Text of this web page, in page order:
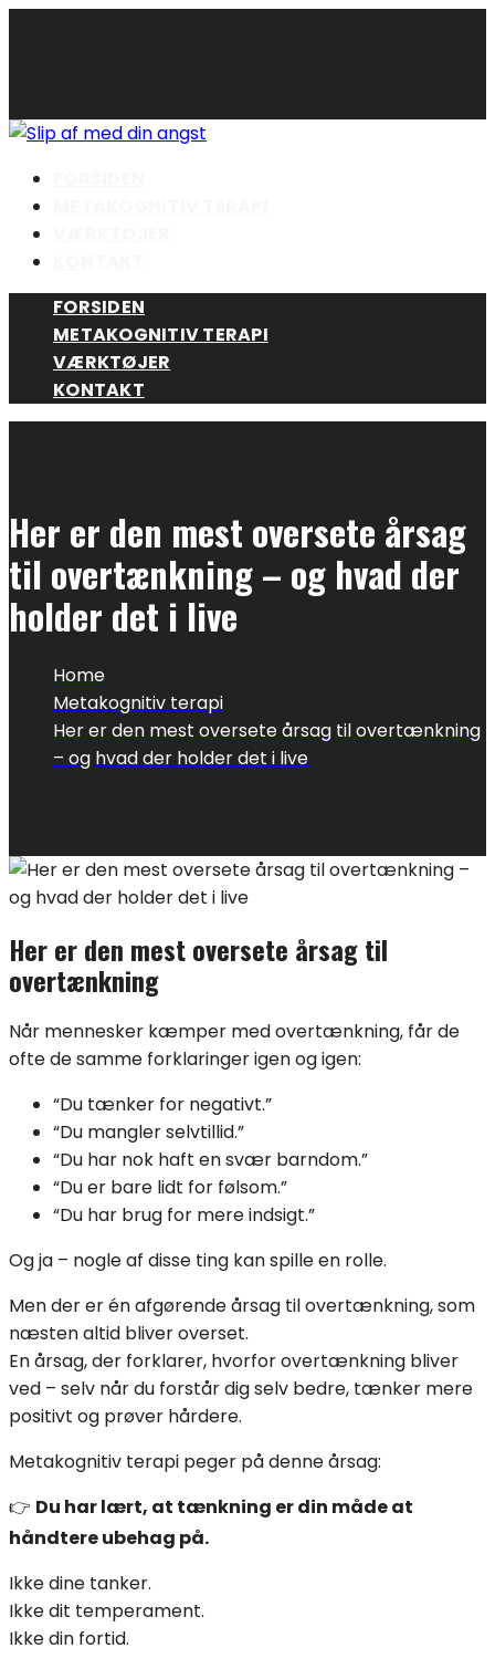
FORSIDEN
METAKOGNITIV TERAPI
VÆRKTØJER
KONTAKT
Her er den mest oversete årsag
til overtænkning – og hvad der
holder det i live
Home
Metakognitiv terapi
Her er den mest oversete årsag til overtænkning
– og hvad der holder det i live
Her er den mest oversete årsag til
overtænkning
Når mennesker kæmper med overtænkning, får de
ofte de samme forklaringer igen og igen:
“Du tænker for negativt.”
“Du mangler selvtillid.”
“Du har nok haft en svær barndom.”
“Du er bare lidt for følsom.”
“Du har brug for mere indsigt.”
Og ja – nogle af disse ting kan spille en rolle.
Men der er én afgørende årsag til overtænkning, som
næsten altid bliver overset.
En årsag, der forklarer, hvorfor overtænkning bliver
ved – selv når du forstår dig selv bedre, tænker mere
positivt og prøver hårdere.
Metakognitiv terapi peger på denne årsag:
👉 Du har lært, at tænkning er din måde at
håndtere ubehag på.
Ikke dine tanker.
Ikke dit temperament.
Ikke din fortid.